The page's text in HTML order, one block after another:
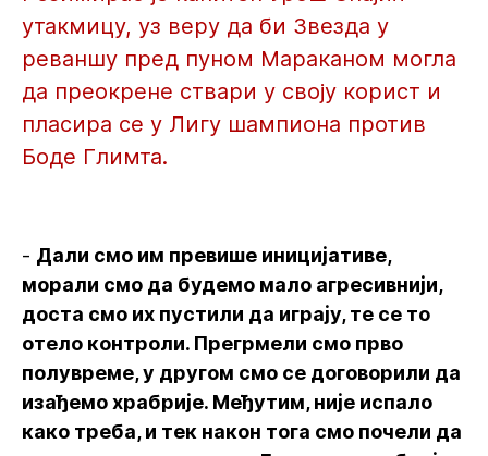
утакмицу, уз веру да би Звезда у
реваншу пред пуном Мараканом могла
да преокрене ствари у своју корист и
пласира се у Лигу шампиона против
Боде Глимта.
- Дали смо им превише иницијативе,
морали смо да будемо мало агресивнији,
доста смо их пустили да играју, те се то
отело контроли. Прегрмели смо прво
полувреме, у другом смо се договорили да
изађемо храбрије. Међутим, није испало
како треба, и тек након тога смо почели да